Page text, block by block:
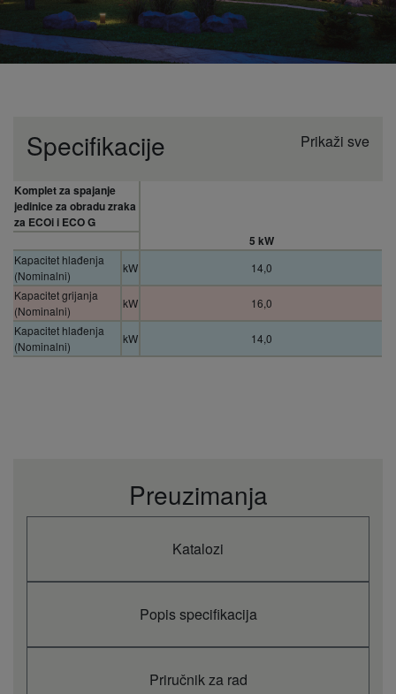
Specifikacije Prikaži sve
Komplet za spajanje
jedinice za obradu zraka
za ECOi i ECO G
5 kW
Kapacitet hlađenja
(Nominalni)
kW
14,0
Kapacitet grijanja
(Nominalni)
kW
16,0
Kapacitet hlađenja
(Nominalni)
kW 14,0
Preuzimanja
Katalozi
Popis specifikacija
Priručnik za rad